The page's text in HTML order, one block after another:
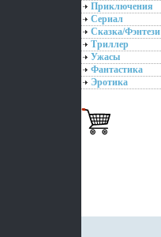
Приключения
Сериал
Сказка/Фэнтези
Триллер
Ужасы
Фантастика
Эротика